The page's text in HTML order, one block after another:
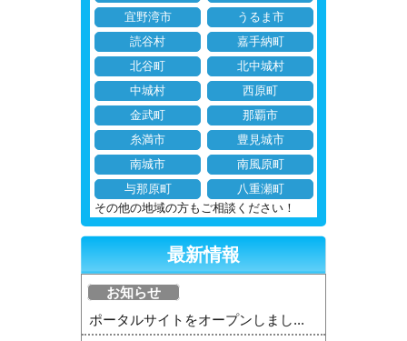
宜野湾市
うるま市
読谷村
嘉手納町
北谷町
北中城村
中城村
西原町
金武町
那覇市
糸満市
豊見城市
南城市
南風原町
与那原町
八重瀬町
その他の地域の方もご相談ください！
最新情報
お知らせ
ポータルサイトをオープンしまし...